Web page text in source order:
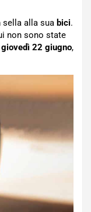
sella alla sua bici.
non sono state
giovedì 22 giugno,